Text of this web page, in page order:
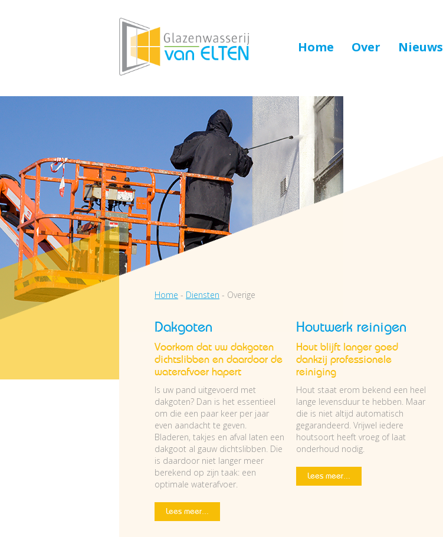
Home Over Nieuws
Home - Diensten - Overige
Dakgoten
Voorkom dat uw dakgoten
dichtslibben en daardoor de
waterafvoer hapert
Is uw pand uitgevoerd met
dakgoten? Dan is het essentieel
om die een paar keer per jaar
even aandacht te geven.
Bladeren, takjes en afval laten een
dakgoot al gauw dichtslibben. Die
is daardoor niet langer meer
berekend op zijn taak: een
optimale waterafvoer.
Lees meer...
Houtwerk reinigen
Hout blijft langer goed
dankzij professionele
reiniging
Hout staat erom bekend een heel
lange levensduur te hebben. Maar
die is niet altijd automatisch
gegarandeerd. Vrijwel iedere
houtsoort heeft vroeg of laat
onderhoud nodig.
Lees meer...